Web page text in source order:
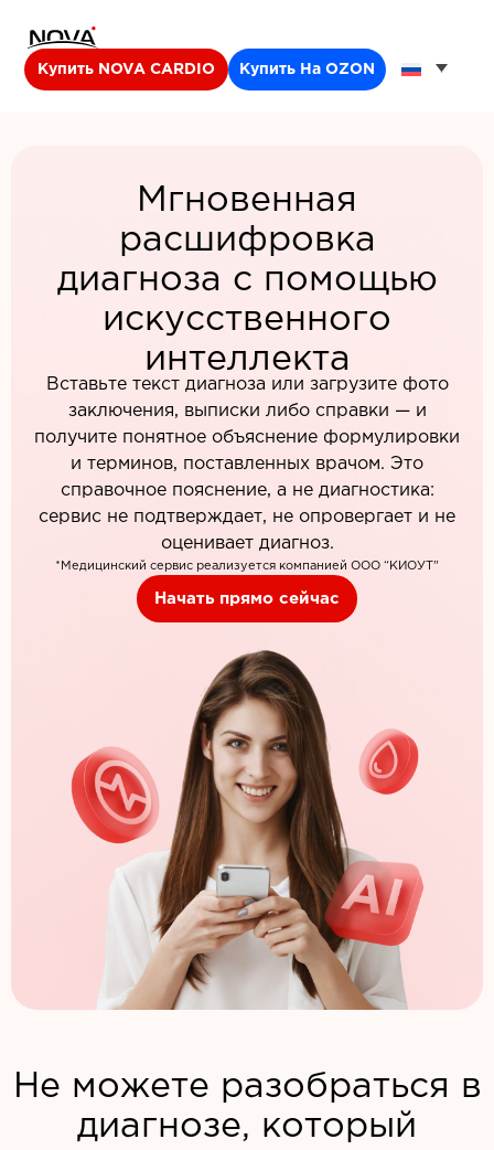
Купить NOVA CARDIO Купить На OZON
Мгновенная
расшифровка
диагноза с помощью
искусственного
интеллекта
Вставьте текст диагноза или загрузите фото
заключения, выписки либо справки — и
получите понятное объяснение формулировки
и терминов, поставленных врачом. Это
справочное пояснение, а не диагностика:
сервис не подтверждает, не опровергает и не
оценивает диагноз.
*Медицинский сервис реализуется компанией ООО “КИОУТ”
Начать прямо сейчас
Не можете разобраться в
диагнозе, который